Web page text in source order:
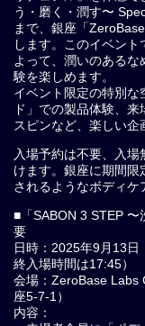
う・磨く・潤す〜
まで、銀座「
します。このイベン
よって、潤いのある
験を楽しめます。
イベント限定の特別な
ド」での製品体験、
スピンなど、楽しい企
入場予約は不要、入
けます。銀座に期間限
されるようなボディケ
■「SABON 3 STEP
要
日時：2025年9月13
終入場時間は17:45）
会場：ZeroBase Labs
座5-7-1）
内容：